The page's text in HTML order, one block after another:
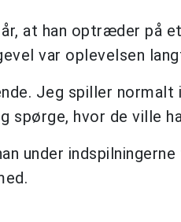
år, at han optræder på
var oplevelsen
Jeg spiller
spørge, hvor de ville
under